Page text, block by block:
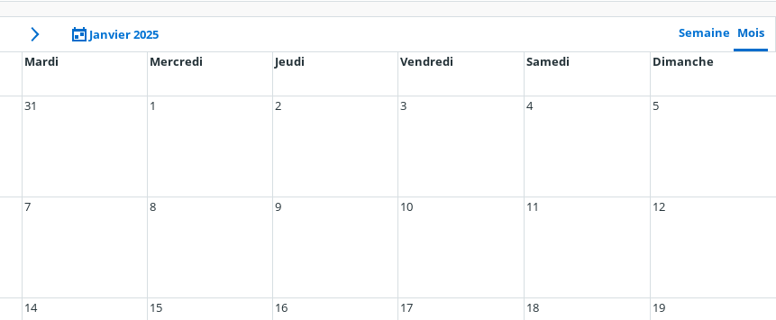
Janvier 2025 Semaine Mois
Mardi Mercredi Jeudi Vendredi Samedi Dimanche
31 1 2 3 4 5
7 8 9 10 11 12
14 15 16 17 18 19